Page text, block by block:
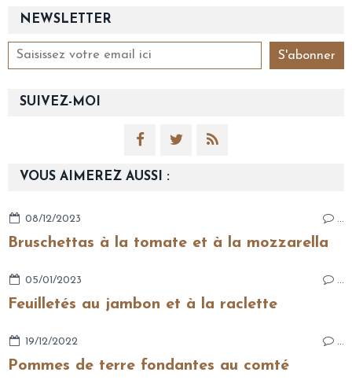
NEWSLETTER
SUIVEZ-MOI
VOUS AIMEREZ AUSSI :
08/12/2023 …
Bruschettas à la tomate et à la mozzarella
05/01/2023 …
Feuilletés au jambon et à la raclette
19/12/2022
Pommes de terre fondantes au comté